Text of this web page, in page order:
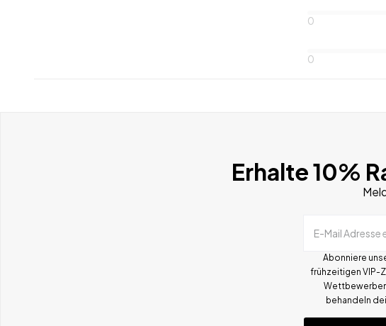
0
0
Erhalte 10%
E-Mail Adresse
Abonniere
frühzeitigen VIP-
behandeln